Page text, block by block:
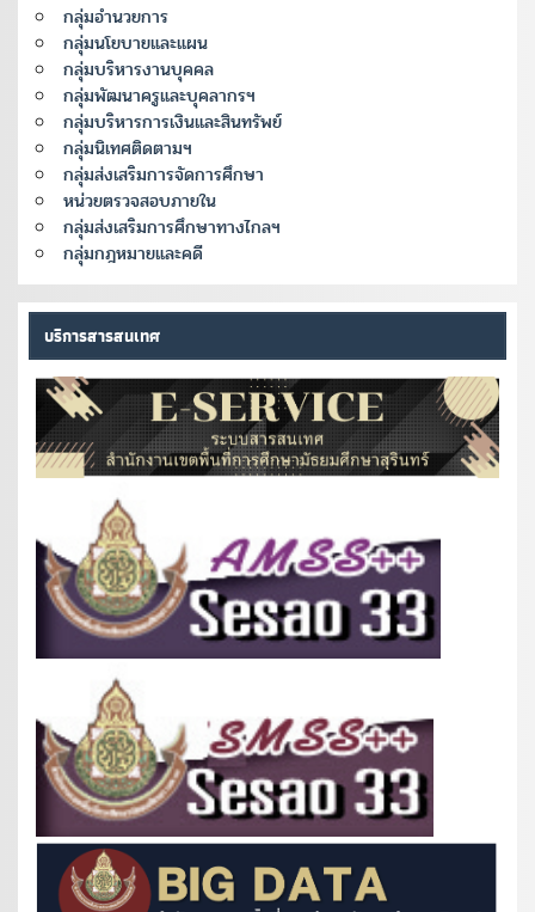
กลุ่มอำนวยการ
กลุ่มนโยบายและแผน
กลุ่มบริหารงานบุคคล
กลุ่มพัฒนาครูและบุคลากรฯ
กลุ่มบริหารการเงินและสินทรัพย์
กลุ่มนิเทศติดตามฯ
กลุ่มส่งเสริมการจัดการศึกษา
หน่วยตรวจสอบภายใน
กลุ่มส่งเสริมการศึกษาทางไกลฯ
กลุ่มกฎหมายและคดี
บริการสารสนเทศ